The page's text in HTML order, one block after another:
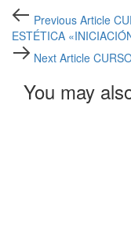
Post
navigation
Previous
Article
Previous Article
ESTÉTICA
Next
Article
Next Article
You may